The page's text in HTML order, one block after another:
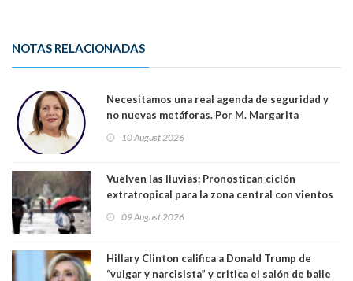
NOTAS RELACIONADAS
Necesitamos una real agenda de seguridad y
no nuevas metáforas. Por M. Margarita
10 August 2026
Vuelven las lluvias: Pronostican ciclón
extratropical para la zona central con vientos
09 August 2026
Hillary Clinton califica a Donald Trump de
“vulgar y narcisista” y critica el salón de baile